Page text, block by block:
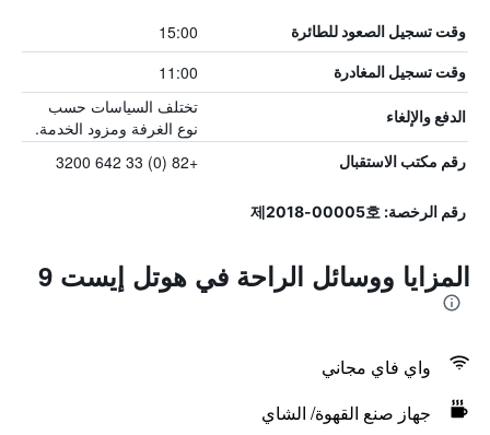
وقت تسجيل الصعود للطائرة 15:00
وقت تسجيل المغادرة 11:00
الدفع والإلغاء
تختلف السياسات حسب
نوع الغرفة ومزود الخدمة.
رقم مكتب الاستقبال +82 (0) 33 642 3200
رقم الرخصة: 제2018-00005호
المزايا ووسائل الراحة في هوتل إيست 9
واي فاي مجاني
جهاز صنع القهوة/ الشاي